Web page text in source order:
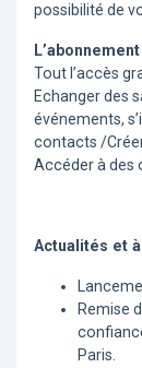
possibilité de
Tout l’accès
Echanger des
événements,
contacts /
Accéder à des
Actualités et
Remise
Paris.